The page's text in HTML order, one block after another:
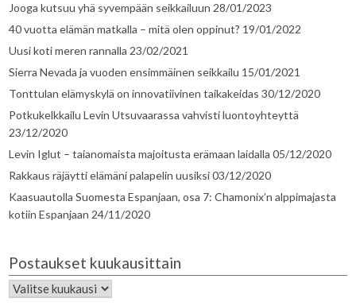
Jooga kutsuu yhä syvempään seikkailuun 28/01/2023
40 vuotta elämän matkalla – mitä olen oppinut? 19/01/2022
Uusi koti meren rannalla 23/02/2021
Sierra Nevada ja vuoden ensimmäinen seikkailu 15/01/2021
Tonttulan elämyskylä on innovatiivinen taikakeidas 30/12/2020
Potkukelkkailu Levin Utsuvaarassa vahvisti luontoyhteyttä
23/12/2020
Levin Iglut – taianomaista majoitusta erämaan laidalla 05/12/2020
Rakkaus räjäytti elämäni palapelin uusiksi03/12/2020
Kaasuautolla Suomesta Espanjaan, osa 7: Chamonix’n alppimajasta
kotiin Espanjaan 24/11/2020
Postaukset kuukausittain